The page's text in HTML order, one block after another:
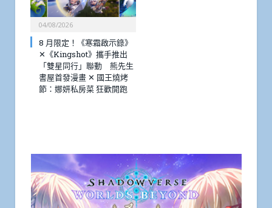
04/08/2026
8 月限定！《寒霜啟示錄》
✕《Kingshot》攜手推出
「雙星同行」聯動 熊先生
書屋首發漫畫 ✕ 國王燒烤
節：娜妍私房菜 狂歡開跑